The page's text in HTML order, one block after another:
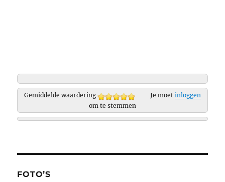
Gemiddelde waardering Je moet inloggen
om te stemmen
FOTO’S